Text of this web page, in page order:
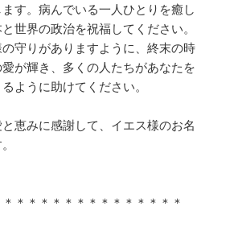
す。病んでいる一人ひとりを癒し
世界の政治を祝福してください。
守りがありますように、終末の時
が輝き、多くの人たちがあなたを
ように助けてください。
恵みに感謝して、イエス様のお名
＊＊＊＊＊＊＊＊＊＊＊＊＊＊